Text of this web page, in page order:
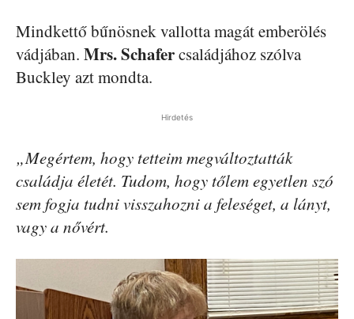
Mindkettő bűnösnek vallotta magát emberölés
vádjában. Mrs. Schafercsaládjához szólva
Buckley azt mondta.
Hirdetés
„Megértem, hogy tetteim megváltoztatták
családja életét. Tudom, hogy tőlem egyetlen szó
sem fogja tudni visszahozni a feleséget, a lányt,
vagy a nővért.